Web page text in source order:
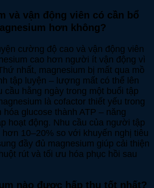
và vận động viên có cần bổ
hơn không?
cường độ cao và vận động viên
cao hơn người ít vận động vì
nhất, magnesium bị mất qua mồ
tập luyện – lượng mất có thể lên
cầu hằng ngày trong một buổi tập
là cofactor thiết yếu trong
hóa glucose thành ATP – năng
hoạt động. Nhu cầu của người tập
hơn 10–20% so với khuyến nghị tiêu
đầy đủ magnesium giúp cải thiện
rút và tối ưu hóa phục hồi sau
nào được hấp thu tốt nhất?